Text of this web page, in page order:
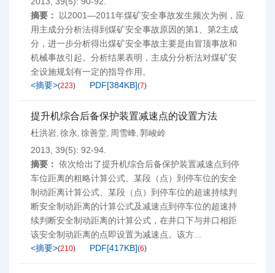
摘要：
以2001—2011年煤矿安全事故发生频次为例，应
用主成分分析法得到煤矿安全事故原因的第1、第2主成
分，进一步分析得出煤矿安全事故主要是由冒顶事故和
机械事故引起。分析结果表明，主成分分析法对煤矿安
全设施规划有一定的指导作用。
<摘要>(223) PDF[384KB](7)
提升机综合后备保护装置减速点的设置方法
杜洪岩, 徐永 , 徐善堂, 周雪峰, 郭峻岭
2013, 39(5): 92-94.
摘要： 依次给出了提升机综合后备保护装置减速点到停
车位距离的粗略计算公式、某段（点）到停车位的安全
制动距离计算公式、某段（点）到停车位的超速持续判
断安全制动距离的计算公式及减速点到停车位的超速持
续判断安全制动距离的计算公式，在井口下与井口相距
该安全制动距离的点即设置为减速点。该方...
<摘要>(210) PDF[417KB](6)